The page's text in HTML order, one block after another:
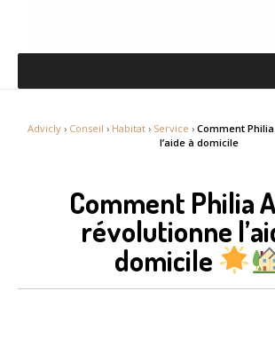
Advicly › Conseil › Habitat › Service › Comment
l’aide à domicile
Comment Philia
révolutionne
domicile